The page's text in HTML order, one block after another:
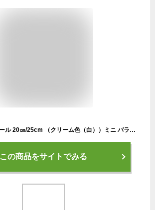
ピラティス ヨガ ボール 20㎝/25cm （クリーム色（白））ミニ バランス 体幹 トレーニング ストレッチ エクササイズ フィットネス(2個セット)
この商品をサイトでみる